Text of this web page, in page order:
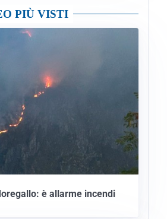
PIÙ VISTI
è allarme incendi